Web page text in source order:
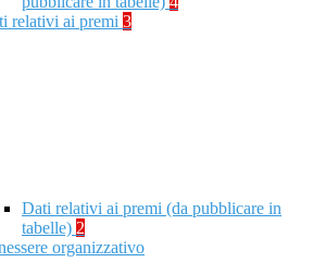
relativi ai premi 3
Dati relativi ai premi (da pubblicare in
tabelle) 2
organizzativo